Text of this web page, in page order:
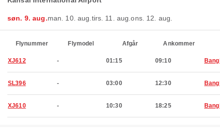
søn. 9. aug.man. 10. aug. tirs. 11. aug.ons. 12. aug.
Flynummer Flymodel Afgår Ankommer
XJ612 - 01:15 09:10
SL396 - 03:00 12:30
XJ610 - 10:30 18:25